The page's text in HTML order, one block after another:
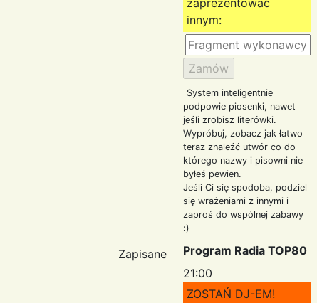
Zapisane
zaprezentować
innym:
System inteligentnie
podpowie piosenki, nawet
jeśli zrobisz literówki.
Wypróbuj, zobacz jak łatwo
teraz znaleźć utwór co do
którego nazwy i pisowni nie
byłeś pewien.
Jeśli Ci się spodoba, podziel
się wrażeniami z innymi i
zaproś do wspólnej zabawy
:)
Program Radia TOP80
21:00
ZOSTAŃ DJ-EM!